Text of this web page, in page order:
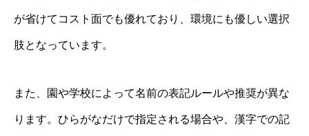
が省けてコスト面でも優れており、環境にも優しい選択
肢となっています。
また、園や学校によって名前の表記ルールや推奨が異な
ります。ひらがなだけで指定される場合や、漢字での記